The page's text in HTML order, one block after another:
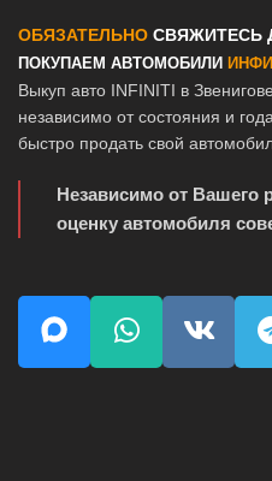
ОБЯЗАТЕЛЬНО СВЯЖИТЕСЬ
ПОКУПАЕМ АВТОМОБИЛИ
Выкуп авто INFINITI в
независимо от состояния и
быстро продать свой
Независимо от Вашего
оценку автомобиля